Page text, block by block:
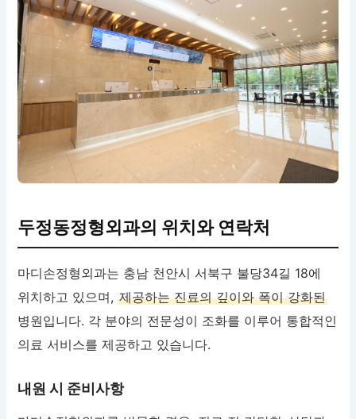
두정동정형외과의 위치와 연락처
마디손정형외과는 충남 천안시 서북구 불당34길 18에
위치하고 있으며,제공하는 진료의 깊이와 폭이 강화된
병원입니다. 각 분야의 전문성이 조화를 이루어 통합적인
의료 서비스를 제공하고 있습니다.
내원 시 준비사항